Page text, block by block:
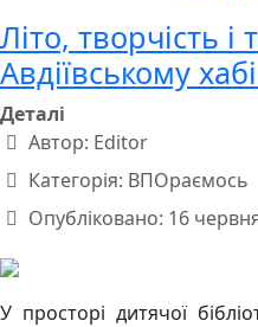
Літо, творчість
Авдіївському
Деталі
Автор: Editor
Категорія: ВПОраємось
Опубліковано: 16
У просторі дитячої